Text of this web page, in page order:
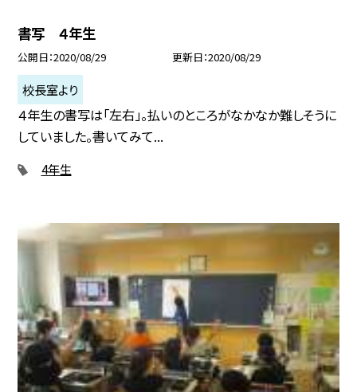
書写 ４年生
公開日 2020/08/29 更新日 2020/08/29
校長室より
４年生の書写は「左右」。払いのところがなかなか難しそうに
していました。書いてみて...
4年生